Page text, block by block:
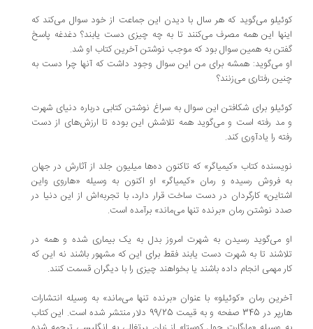
کوئیلو می‌گوید که هر سال با دیدن این جماعت از خود سوال می‌کند که
اینها این همه مصرف می‌کنند تا به چه چیزی دست یابند؟‌ دغدغه پاسخ
گفتن به همین سوال بود که موجب نوشتن آخرین کتاب او شد.
او می‌گوید: همشه برای من این سوال وجود داشت که آنها چرا دست به
چنین رفتاری می‌زنند؟
کوئیلو برای شکافتن این سوال به سراغ نوشتن کتابی درباره دنیای شهرت
و مد رفته است و می‌گوید همه تلاشش این بوده تا ارزش‌های از دست
رفته را یادآوری کند.
نویسنده کتاب «کیمیاگر» که تاکنون ده‌ها میلیون جلد از آثارش در جهان
به فروش رسیده و رمان «کیمیاگر» او اکنون به وسیله «هاروی واین
اشتاین» کارگردان در دست ساخت قرار دارد، با تجربه‌اش از این دنیا در
صدد نوشتن رمان «برنده تنها می‌ماند» برآمده است.
او می‌گوید رسیدن به شهرت امروز بدل به یک بیماری شده و همه در
تلاشند تا به شهرت دست یابند فقط برای این که مشهور باشند نه این که
کار مهمی انجام داده باشند یا بخواهند چیزی را با دیگران قسمت کنند.
آخرین رمان «کوئیلو» با عنوان «برنده تنها می‌ماند» به وسیله انتشارات
هارپر در 345 صفحه و به قیمت 99/25 دلار منتشر شده است. این کتاب